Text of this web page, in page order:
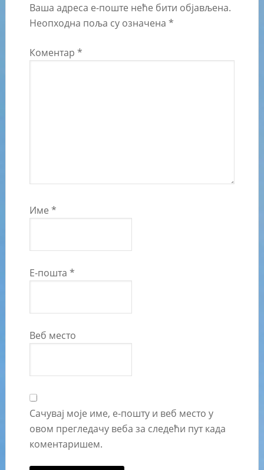
Ваша адреса е-поште неће бити објављена.
Неопходна поља су означена *
Коментар *
Име *
Е-пошта *
Веб место
Сачувај моје име, е-пошту и веб место у
овом прегледачу веба за следећи пут када
коментаришем.